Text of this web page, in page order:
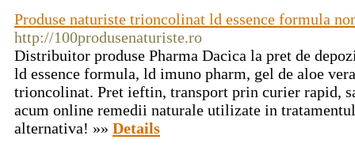
Produse naturiste trioncolinat ld essence formula
http://100produsenaturiste.ro
Distribuitor produse Pharma Dacica la pret de
ld essence formula, ld imuno pharm, gel de aloe
trioncolinat. Pret ieftin, transport prin curier rapid,
acum online remedii naturale utilizate in
alternativa! »» Details